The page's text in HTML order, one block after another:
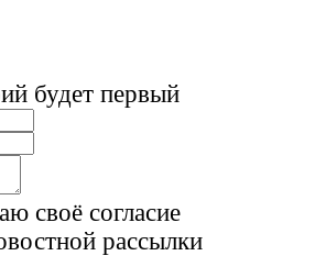
будет первый
своё согласие
рассылки